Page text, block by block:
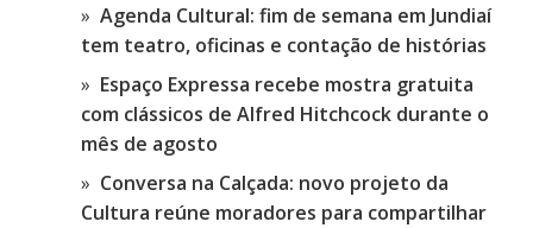
Agenda Cultural: fim de semana em Jundiaí
tem teatro, oficinas e contação de histórias
Espaço Expressa recebe mostra gratuita
com clássicos de Alfred Hitchcock durante o
mês de agosto
Conversa na Calçada: novo projeto da
Cultura reúne moradores para compartilhar